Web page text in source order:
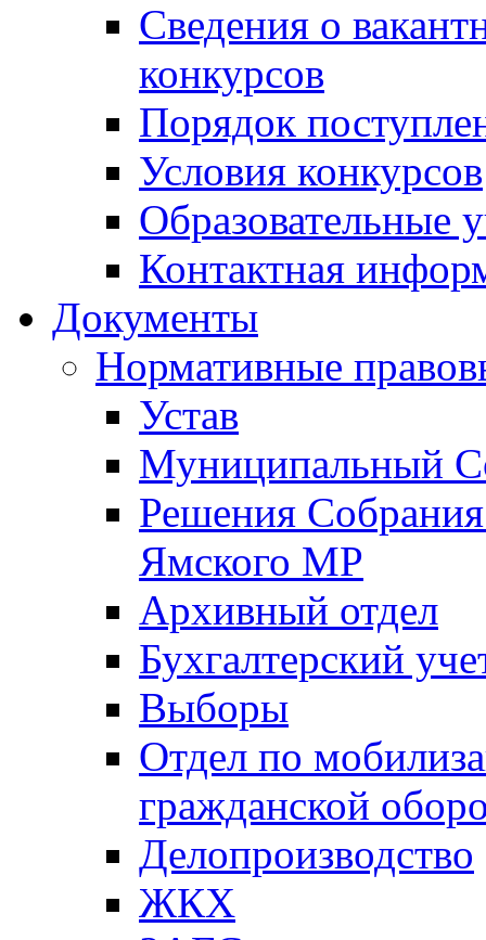
Сведения о
конкурсов
Порядок
Условия конкурсов
Образовательные
Контактная
Документы
Нормативные
Устав
Муниципальный
Решения
Ямского МР
Архивный отдел
Бухгалтерский
Выборы
Отдел по
гражданской
Делопроизводство
ЖКХ